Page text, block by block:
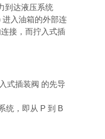
到达液压系统
进入油箱的外部连
接，而拧入式插
式插装阀 的先导
统，即从 P 到 B